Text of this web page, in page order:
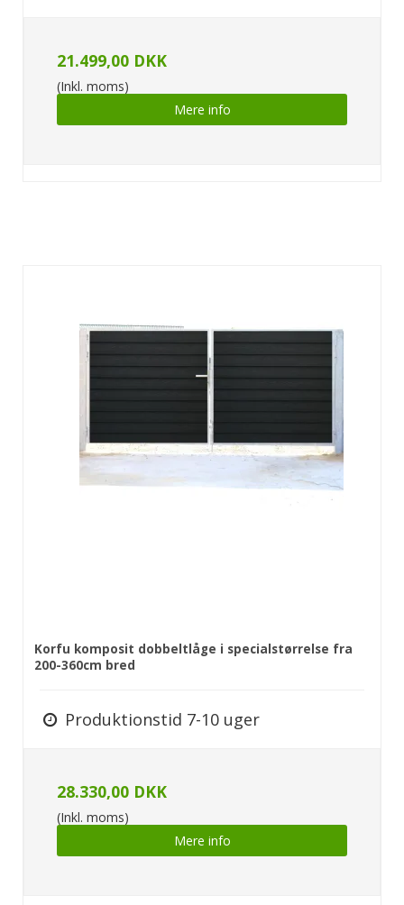
21.499,00 DKK
(Inkl. moms)
Mere info
Korfu komposit dobbeltlåge i specialstørrelse fra
200-360cm bred
Produktionstid 7-10 uger
28.330,00 DKK
(Inkl. moms)
Mere info